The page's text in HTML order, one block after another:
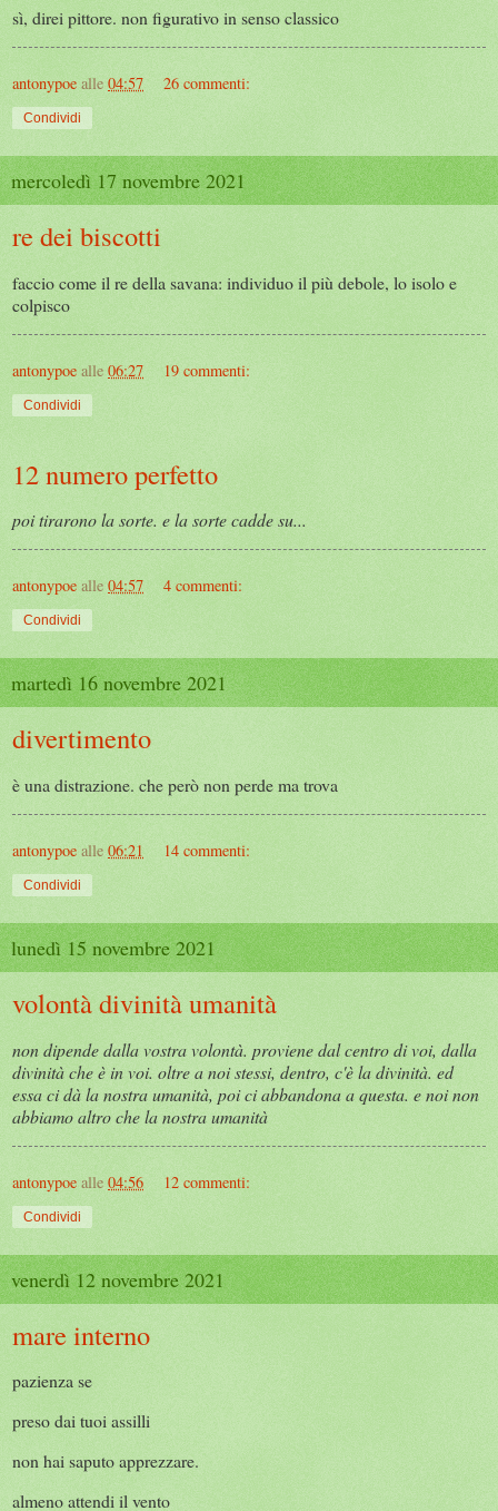
sì, direi pittore. non figurativo in senso classico
antonypoe alle 04:57 26 commenti:
Condividi
mercoledì 17 novembre 2021
re dei biscotti
faccio come il re della savana: individuo il più debole, lo isolo e
colpisco
antonypoe alle 06:27 19 commenti:
Condividi
12 numero perfetto
poi tirarono la sorte. e la sorte cadde su...
antonypoe alle 04:57 4 commenti:
Condividi
martedì 16 novembre 2021
divertimento
è una distrazione. che però non perde ma trova
antonypoe alle 06:21 14 commenti:
Condividi
lunedì 15 novembre 2021
volontà divinità umanità
non dipende dalla vostra volontà. proviene dal centro di voi, dalla
divinità che è in voi. oltre a noi stessi, dentro, c'è la divinità. ed
essa ci dà la nostra umanità, poi ci abbandona a questa. e noi non
abbiamo altro che la nostra umanità
antonypoe alle 04:56 12 commenti:
Condividi
venerdì 12 novembre 2021
mare interno
pazienza se
preso dai tuoi assilli
non hai saputo apprezzare.
almeno attendi il vento